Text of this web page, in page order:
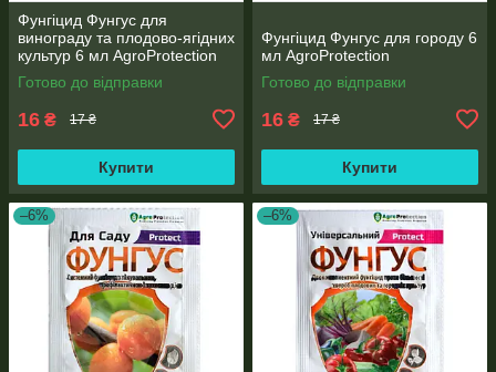
Фунгіцид Фунгус для
винограду та плодово-ягідних
культур 6 мл AgroProtection
Готово до відправки
16 ₴ 17 ₴
Купити
Фунгіцид Фунгус для городу 6
мл AgroProtection
Готово до відправки
16 ₴ 17 ₴
Купити
–6% –6%